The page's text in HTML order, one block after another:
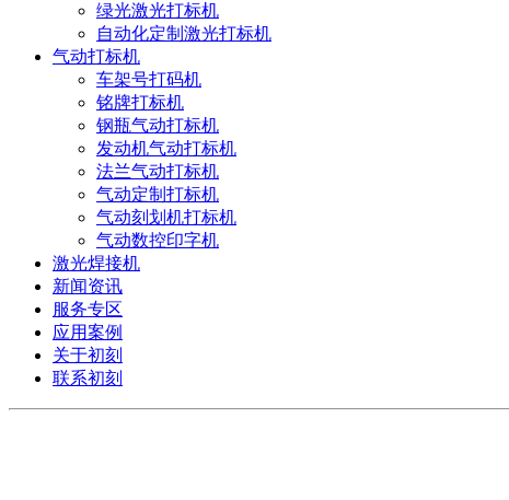
绿光激光打标机
自动化定制激光打标机
气动打标机
车架号打码机
铭牌打标机
钢瓶气动打标机
发动机气动打标机
法兰气动打标机
气动定制打标机
气动刻划机打标机
气动数控印字机
激光焊接机
新闻资讯
服务专区
应用案例
关于初刻
联系初刻